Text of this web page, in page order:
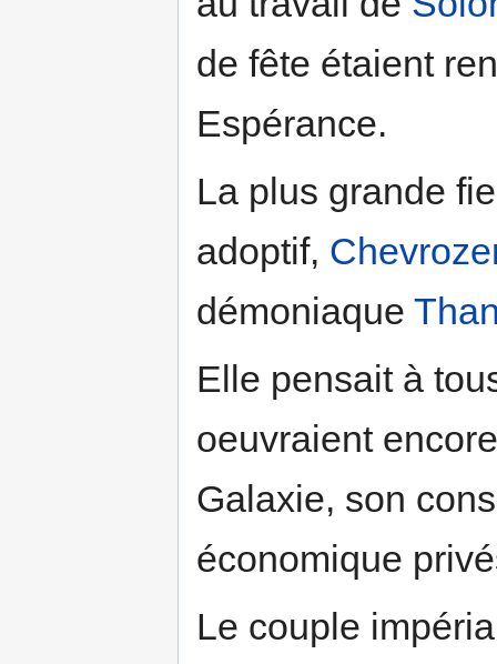
de fête étaient
Espérance.
La plus grande
adoptif,
démoniaque
Elle pensait à
oeuvraient
Galaxie, son
économique
Le couple